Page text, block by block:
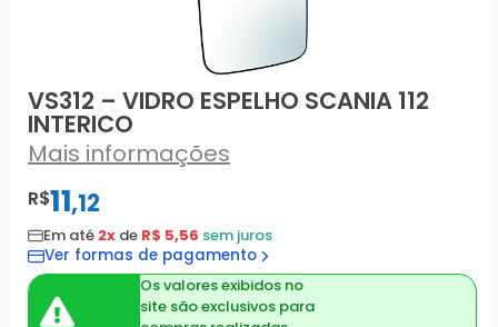
VS312 – VIDRO ESPELHO SCANIA 112
INTERICO
Mais informações
R$11,12
Em até 2x de R$ 5,56 sem juros
Ver formas de pagamento
Os valores exibidos no
site são exclusivos para